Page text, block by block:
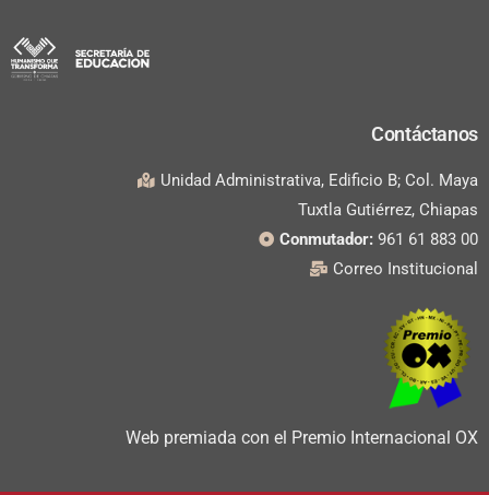
Contáctanos
Unidad Administrativa, Edificio B; Col. Maya
Tuxtla Gutiérrez, Chiapas
Conmutador: 961 61 883 00
Correo Institucional
Web premiada con el Premio Internacional OX